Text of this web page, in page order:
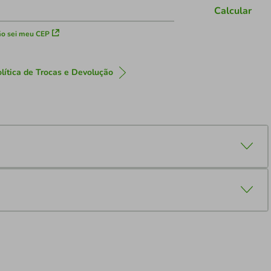
sei meu CEP
Calcular
de Trocas e Devolução